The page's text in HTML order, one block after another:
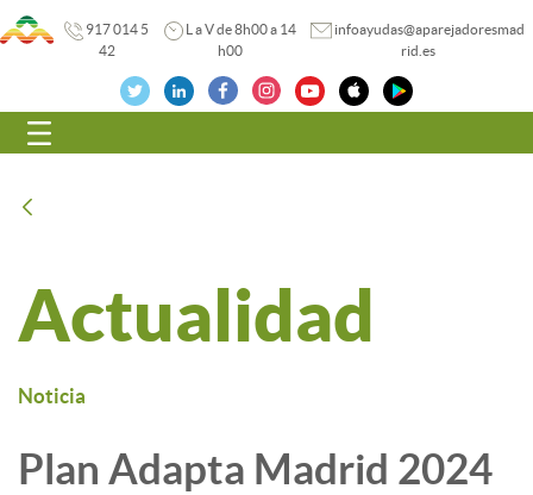
917 014 5
42
L a V de 8h00 a 14
h00
infoayudas@aparejadoresmad
rid.es
Navegación
Actualidad
Noticia
Plan Adapta Madrid 2024